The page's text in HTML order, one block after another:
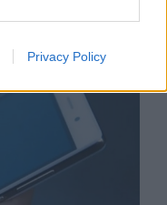
Privacy Policy